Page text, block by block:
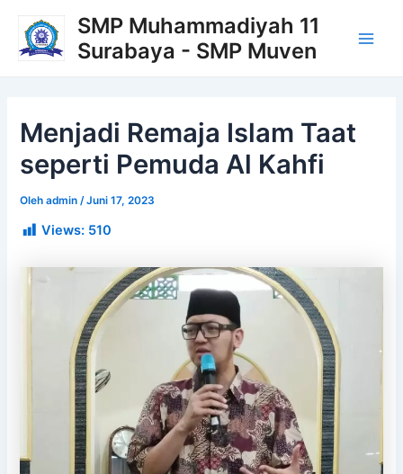
konten
SMP Muhammadiyah 11
Surabaya - SMP Muven
Menjadi Remaja Islam Taat
seperti Pemuda Al Kahfi
Olehadmin/Juni 17, 2023
Views: 510
navigation